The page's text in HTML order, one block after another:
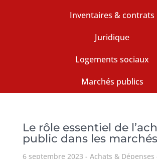
Inventaires & contrats
Juridique
Logements sociaux
Marchés publics
Le rôle essentiel de
public dans les
6 septembre 2023 Achats & Dépenses